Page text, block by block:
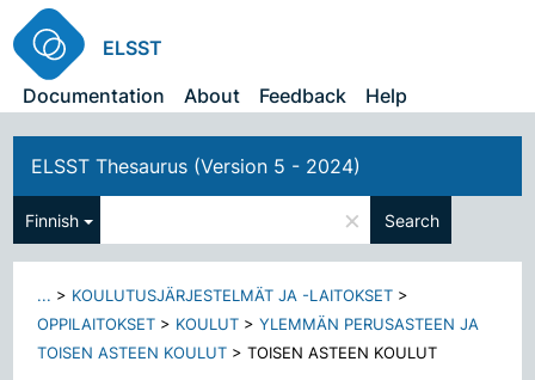
ELSST
Documentation
About Feedback Help
ELSST Thesaurus (Version 5 - 2024)
Finnish × Search
... > KOULUTUSJÄRJESTELMÄT JA -LAITOKSET >
OPPILAITOKSET > KOULUT >YLEMMÄN PERUSASTEEN JA
TOISEN ASTEEN KOULUT >TOISEN ASTEEN KOULUT